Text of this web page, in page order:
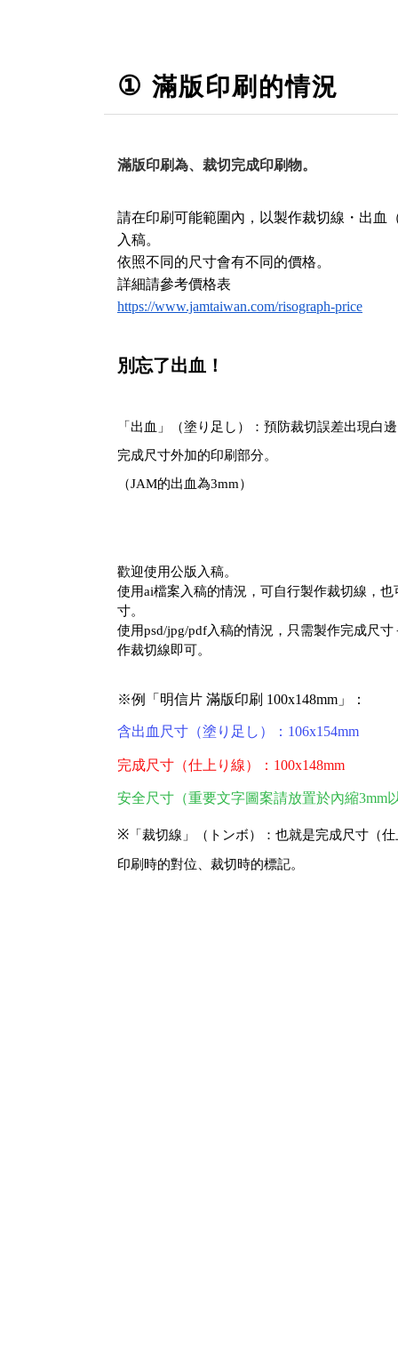
① 滿版印刷的情況
滿版印刷為、裁切完成印刷物。
請在印刷可能範圍內，以製作裁切線・出血
入稿。
依照不同的尺寸會有不同的價格。
詳細請參考價格表
https://www.jamtaiwan.com/risograph-price
別忘了出血！
「出血」（塗り足し）：預防裁切誤差出現白
完成尺寸外加的印刷部分。
（JAM的出血為3mm）
歡迎使用公版入稿。
使用ai檔案入稿的情況，可自行製作裁切線，
寸。
使用psd/jpg/pdf入稿的情況，只需製作完成尺
作裁切線即可。
※例「明信片 滿版印刷 100x148mm」：
含出血尺寸（塗り足し）：106x154mm
完成尺寸（仕上り線）：100x148mm
安全尺寸（重要文字圖案請放置於內縮3mm
※ 「裁切線」（トンボ）：也就是完成尺寸（
印刷時的對位、裁切時的標記。